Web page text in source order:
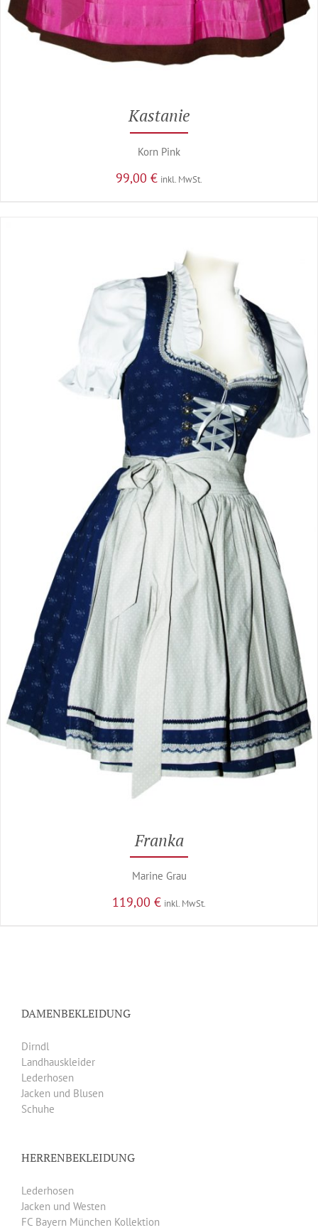
Kastanie
Korn Pink
99,00 € inkl. MwSt.
Franka
Marine Grau
119,00 € inkl. MwSt.
DAMENBEKLEIDUNG
Dirndl
Landhauskleider
Lederhosen
Jacken und Blusen
Schuhe
HERRENBEKLEIDUNG
Lederhosen
Jacken und Westen
FC Bayern München Kollektion